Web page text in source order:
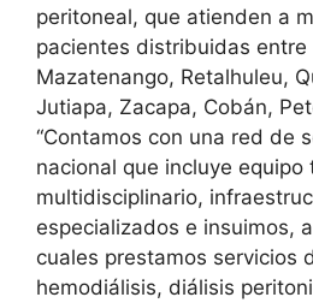
peritoneal, que atienden a
pacientes distribuidas entre
Mazatenango, Retalhuleu,
Jutiapa, Zacapa, Cobán,
“Contamos con una red de
nacional que incluye
multidisciplinario,
especializados e insuimos,
cuales prestamos servicios
hemodiálisis, diálisis